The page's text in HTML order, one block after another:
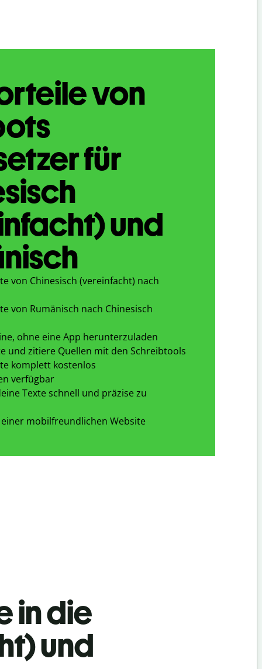
von
für
und
von Chinesisch (vereinfacht) nach
von Rumänisch nach Chinesisch
ohne eine App herunterzuladen
und zitiere Quellen mit den Schreibtools
komplett kostenlos
verfügbar
Texte schnell und präzise zu
mobilfreundlichen Website
in die
und